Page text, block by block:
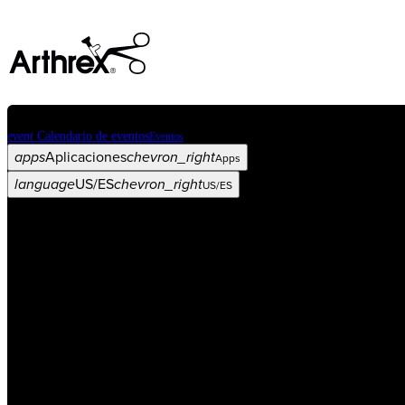
event Calendario de eventosEventos
appsAplicacioneschevron_rightApps
languageUS/ESchevron_rightUS/ES